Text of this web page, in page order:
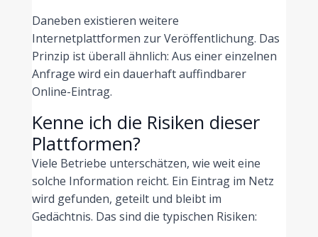
Daneben existieren weitere
Internetplattformen zur Veröffentlichung. Das
Prinzip ist überall ähnlich: Aus einer einzelnen
Anfrage wird ein dauerhaft auffindbarer
Online-Eintrag.
Kenne ich die Risiken dieser
Plattformen?
Viele Betriebe unterschätzen, wie weit eine
solche Information reicht. Ein Eintrag im Netz
wird gefunden, geteilt und bleibt im
Gedächtnis. Das sind die typischen Risiken: